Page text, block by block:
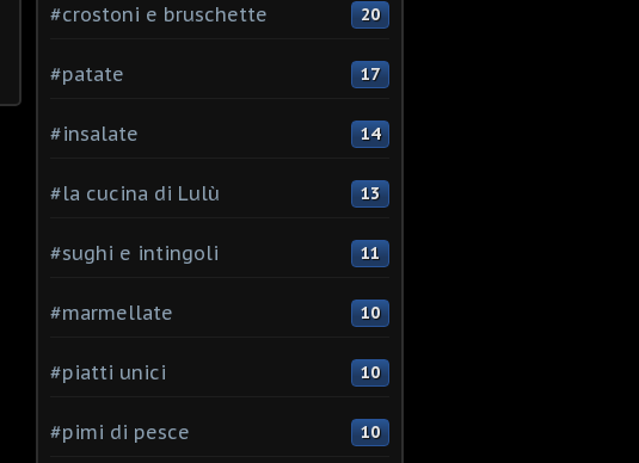
#crostoni e bruschette 20
#patate 17
#insalate 14
#la cucina di Lulù 13
#sughi e intingoli 11
#marmellate 10
#piatti unici 10
#pimi di pesce 10